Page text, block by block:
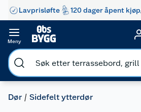
Lavprisløfte 120 dager åpent kjøp
Meny
Dør Sidefelt ytterdør